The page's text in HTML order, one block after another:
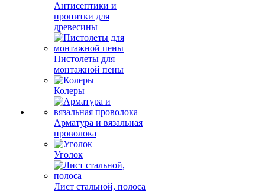
Антисептики и
пропитки для
древесины
Пистолеты для
монтажной пены
Колеры
Арматура и вязальная
проволока
Уголок
Лист стальной, полоса